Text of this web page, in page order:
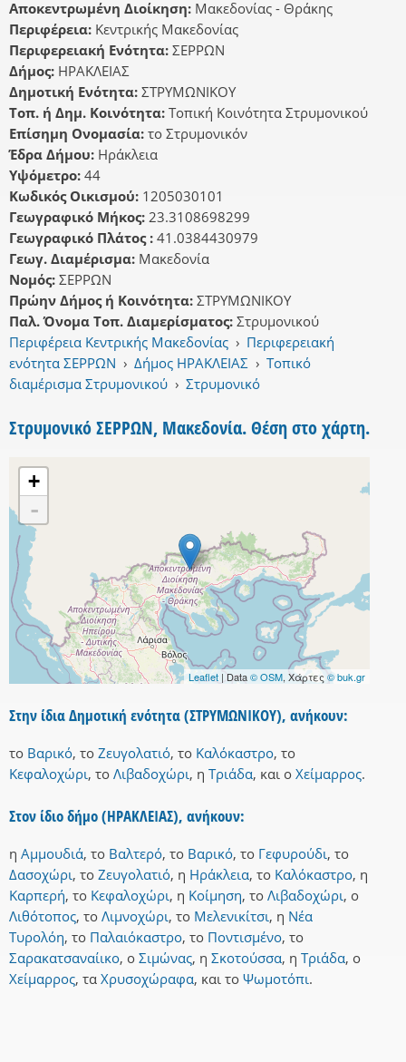
Αποκεντρωμένη Διοίκηση: Μακεδονίας - Θράκης
Περιφέρεια: Κεντρικής Μακεδονίας
Περιφερειακή Ενότητα: ΣΕΡΡΩΝ
Δήμος: ΗΡΑΚΛΕΙΑΣ
Δημοτική Ενότητα: ΣΤΡΥΜΩΝΙΚΟΥ
Τοπ. ή Δημ. Κοινότητα: Τοπική Κοινότητα Στρυμονικού
Επίσημη Ονομασία: το Στρυμονικόν
Έδρα Δήμου: Ηράκλεια
Υψόμετρο: 44
Κωδικός Οικισμού: 1205030101
Γεωγραφικό Μήκος: 23.3108698299
Γεωγραφικό Πλάτος : 41.0384430979
Γεωγ. Διαμέρισμα: Μακεδονία
Νομός: ΣΕΡΡΩΝ
Πρώην Δήμος ή Κοινότητα: ΣΤΡΥΜΩΝΙΚΟΥ
Παλ. Όνομα Τοπ. Διαμερίσματος: Στρυμονικού
Περιφέρεια Κεντρικής Μακεδονίας › Περιφερειακή
ενότητα ΣΕΡΡΩΝ › Δήμος ΗΡΑΚΛΕΙΑΣ › Τοπικό
διαμέρισμα Στρυμονικού › Στρυμονικό
Στρυμονικό ΣΕΡΡΩΝ, Μακεδονία. Θέση στο χάρτη.
+
-
Leaflet | Data© OSM, Χάρτες © buk.gr
Στην ίδια Δημοτική ενότητα (ΣΤΡΥΜΩΝΙΚΟΥ), ανήκουν:
το Βαρικό, το Ζευγολατιό, το Καλόκαστρο, το
Κεφαλοχώρι, το Λιβαδοχώρι, η Τριάδα, και ο Χείμαρρος.
Στον ίδιο δήμο (ΗΡΑΚΛΕΙΑΣ), ανήκουν:
η Αμμουδιά, το Βαλτερό, το Βαρικό, το Γεφυρούδι, το
Δασοχώρι, το Ζευγολατιό, η Ηράκλεια, το Καλόκαστρο, η
Καρπερή, το Κεφαλοχώρι, η Κοίμηση, το Λιβαδοχώρι, ο
Λιθότοπος, το Λιμνοχώρι, το Μελενικίτσι, η Νέα
Τυρολόη, το Παλαιόκαστρο, το Ποντισμένο, το
Σαρακατσαναίικο, ο Σιμώνας, η Σκοτούσσα, η Τριάδα, ο
Χείμαρρος, τα Χρυσοχώραφα, και το Ψωμοτόπι.